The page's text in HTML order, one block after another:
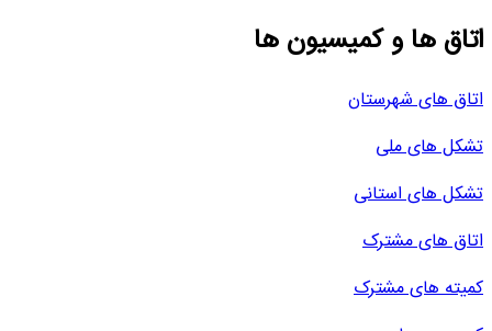
اتاق ها و کمیسیون ها
اتاق های شهرستان
تشکل های ملی
تشکل های استانی
اتاق های مشترک
کمیته های مشترک